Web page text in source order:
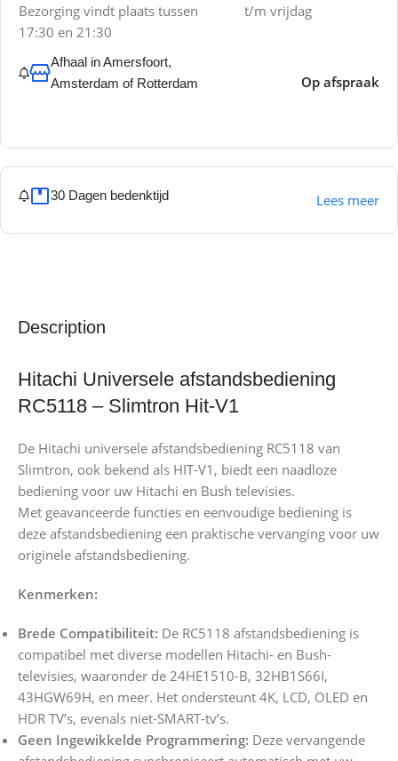
Bezorging vindt plaats tussen
17:30 en 21:30
t/m vrijdag
Afhaal in Amersfoort,
Amsterdam of Rotterdam
Op afspraak
30 Dagen bedenktijd Lees meer
Description
Hitachi Universele afstandsbediening
RC5118 – Slimtron Hit-V1
De Hitachi universele afstandsbediening RC5118 van
Slimtron, ook bekend als HIT-V1, biedt een naadloze
bediening voor uw Hitachi en Bush televisies.
Met geavanceerde functies en eenvoudige bediening is
deze afstandsbediening een praktische vervanging voor uw
originele afstandsbediening.
Kenmerken:
Brede Compatibiliteit: De RC5118 afstandsbediening is
compatibel met diverse modellen Hitachi- en Bush-
televisies, waaronder de 24HE1510-B, 32HB1S66I,
43HGW69H, en meer. Het ondersteunt 4K, LCD, OLED en
HDR TV’s, evenals niet-SMART-tv’s.
Geen Ingewikkelde Programmering: Deze vervangende